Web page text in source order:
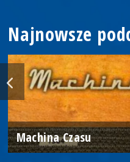
Najnowsze
Machina Czasu